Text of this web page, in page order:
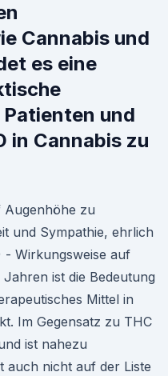
Cannabis und
es eine
und
in Cannabis zu
Augenhöhe zu
und Sympathie, ehrlich
- Wirkungsweise auf
ist die Bedeutung
Mittel in
Im Gegensatz zu THC
ist nahezu
auch nicht auf der Liste